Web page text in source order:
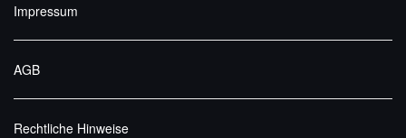
Impressum
AGB
Rechtliche Hinweise